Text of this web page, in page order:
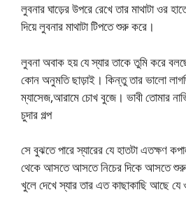
লুবনার ঘাড়ের উপরে রেখে তার মাথাটা ওর
দিয়ে লুবনার মাথাটা টিপতে শুরু করে।
লুবনা অবাক হয় যে স্যার তাকে তুমি করে
কোন অনুমতি ছাড়াই। কিন্তু তার ভালো
ম্যাসেজ,আরামে চোখ বুজে। ভাবী তোমার
চুদার গল্প
সে বুঝতে পারে স্যারের যে হাতটা এতক্ষণ
থেকে আসতে আসতে নিচের দিকে আসতে
খুলে দেখে স্যার তার এত কাছাকাছি আছে যে